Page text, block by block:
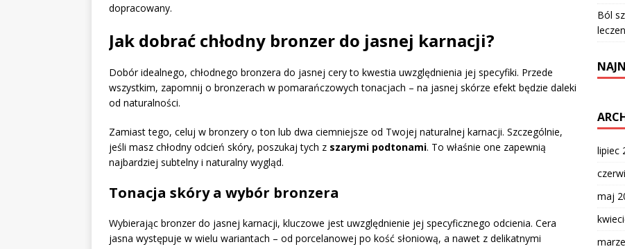
dopracowany.
Jak dobrać chłodny bronzer do jasnej karnacji?
Dobór idealnego, chłodnego bronzera do jasnej cery to kwestia uwzględnienia jej specyfiki. Przede
wszystkim, zapomnij o bronzerach w pomarańczowych tonacjach – na jasnej skórze efekt będzie daleki
od naturalności.
Zamiast tego, celuj w bronzery o ton lub dwa ciemniejsze od Twojej naturalnej karnacji. Szczególnie,
jeśli masz chłodny odcień skóry, poszukaj tych z szarymi podtonami. To właśnie one zapewnią
najbardziej subtelny i naturalny wygląd.
Tonacja skóry a wybór bronzera
Wybierając bronzer do jasnej karnacji, kluczowe jest uwzględnienie jej specyficznego odcienia. Cera
jasna występuje w wielu wariantach – od porcelanowej po kość słoniową, a nawet z delikatnymi
Ból
lipiec
maj